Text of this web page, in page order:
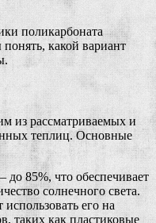
поликарбоната
какой вариант
из рассматриваемых и
теплиц. Основные
85%, что обеспечивает
солнечного света.
использовать его на
таких как пластиковые